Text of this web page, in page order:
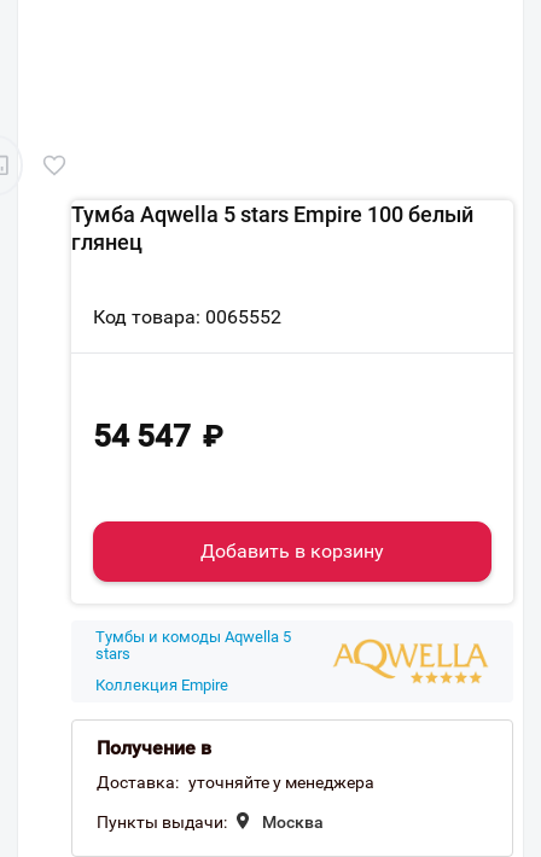
Тумба Aqwella 5 stars Empire 100 белый
глянец
Код товара: 0065552
54 547 ₽
Добавить в корзину
Тумбы и комоды Aqwella 5
stars
Коллекция Empire
Получение в
Доставка: уточняйте у менеджера
Пункты выдачи: Москва